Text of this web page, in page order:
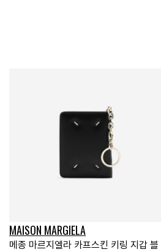
MAISON MARGIELA
메종 마르지엘라 카프스킨 키링 지갑 블